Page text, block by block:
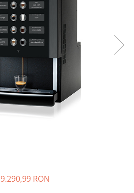
9.290,99 RON